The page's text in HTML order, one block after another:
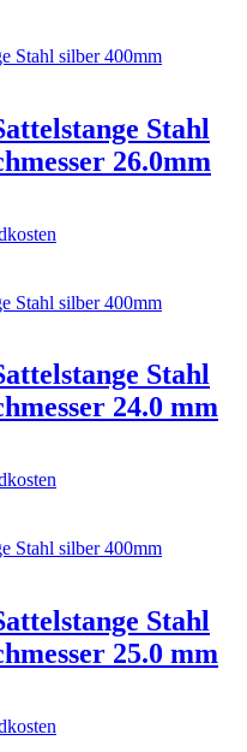
Stahl
26.0mm
Stahl
24.0 mm
Stahl
25.0 mm